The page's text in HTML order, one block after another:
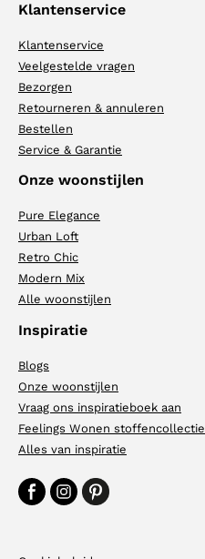
Klantenservice
Klantenservice
Veelgestelde vragen
Bezorgen
Retourneren & annuleren
Bestellen
Service & Garantie
Onze woonstijlen
Pure Elegance
Urban Loft
Retro Chic
Modern Mix
Alle woonstijlen
Inspiratie
Blogs
Onze woonstijlen
Vraag ons inspiratieboek aan
Feelings Wonen stoffencollectie
Alles van inspiratie